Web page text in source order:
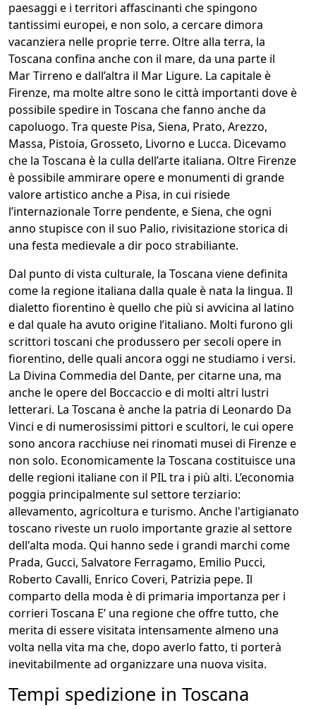
paesaggi e i territori affascinanti che spingono
tantissimi europei, e non solo, a cercare dimora
vacanziera nelle proprie terre. Oltre alla terra, la
Toscana confina anche con il mare, da una parte il
Mar Tirreno e dall’altra il Mar Ligure. La capitale è
Firenze, ma molte altre sono le città importanti dove è
possibile spedire in Toscana che fanno anche da
capoluogo. Tra queste Pisa, Siena, Prato, Arezzo,
Massa, Pistoia, Grosseto, Livorno e Lucca. Dicevamo
che la Toscana è la culla dell’arte italiana. Oltre Firenze
è possibile ammirare opere e monumenti di grande
valore artistico anche a Pisa, in cui risiede
l’internazionale Torre pendente, e Siena, che ogni
anno stupisce con il suo Palio, rivisitazione storica di
una festa medievale a dir poco strabiliante.
Dal punto di vista culturale, la Toscana viene definita
come la regione italiana dalla quale è nata la lingua. Il
dialetto fiorentino è quello che più si avvicina al latino
e dal quale ha avuto origine l’italiano. Molti furono gli
scrittori toscani che produssero per secoli opere in
fiorentino, delle quali ancora oggi ne studiamo i versi.
La Divina Commedia del Dante, per citarne una, ma
anche le opere del Boccaccio e di molti altri lustri
letterari. La Toscana è anche la patria di Leonardo Da
Vinci e di numerosissimi pittori e scultori, le cui opere
sono ancora racchiuse nei rinomati musei di Firenze e
non solo. Economicamente la Toscana costituisce una
delle regioni italiane con il PIL tra i più alti. L’economia
poggia principalmente sul settore terziario:
allevamento, agricoltura e turismo. Anche l'artigianato
toscano riveste un ruolo importante grazie al settore
dell'alta moda. Qui hanno sede i grandi marchi come
Prada, Gucci, Salvatore Ferragamo, Emilio Pucci,
Roberto Cavalli, Enrico Coveri, Patrizia pepe. Il
comparto della moda è di primaria importanza per i
corrieri Toscana E’ una regione che offre tutto, che
merita di essere visitata intensamente almeno una
volta nella vita ma che, dopo averlo fatto, ti porterà
inevitabilmente ad organizzare una nuova visita.
Tempi spedizione in Toscana